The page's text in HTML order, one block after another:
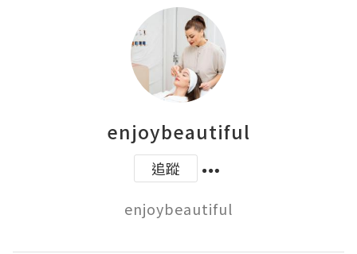
enjoybeautiful
追蹤
enjoybeautiful